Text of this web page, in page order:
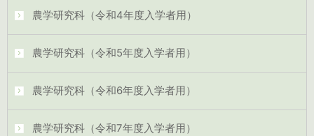
農学研究科（令和4年度入学者用）
農学研究科（令和5年度入学者用）
農学研究科（令和6年度入学者用）
農学研究科（令和7年度入学者用）